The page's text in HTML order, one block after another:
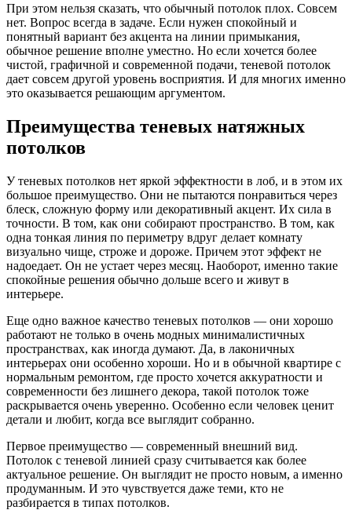
При этом нельзя сказать, что обычный потолок плох. Совсем
нет. Вопрос всегда в задаче. Если нужен спокойный и
понятный вариант без акцента на линии примыкания,
обычное решение вполне уместно. Но если хочется более
чистой, графичной и современной подачи, теневой потолок
дает совсем другой уровень восприятия. И для многих именно
это оказывается решающим аргументом.
Преимущества теневых натяжных
потолков
У теневых потолков нет яркой эффектности в лоб, и в этом их
большое преимущество. Они не пытаются понравиться через
блеск, сложную форму или декоративный акцент. Их сила в
точности. В том, как они собирают пространство. В том, как
одна тонкая линия по периметру вдруг делает комнату
визуально чище, строже и дороже. Причем этот эффект не
надоедает. Он не устает через месяц. Наоборот, именно такие
спокойные решения обычно дольше всего и живут в
интерьере.
Еще одно важное качество теневых потолков — они хорошо
работают не только в очень модных минималистичных
пространствах, как иногда думают. Да, в лаконичных
интерьерах они особенно хороши. Но и в обычной квартире с
нормальным ремонтом, где просто хочется аккуратности и
современности без лишнего декора, такой потолок тоже
раскрывается очень уверенно. Особенно если человек ценит
детали и любит, когда все выглядит собранно.
Первое преимущество — современный внешний вид.
Потолок с теневой линией сразу считывается как более
актуальное решение. Он выглядит не просто новым, а именно
продуманным. И это чувствуется даже теми, кто не
разбирается в типах потолков.